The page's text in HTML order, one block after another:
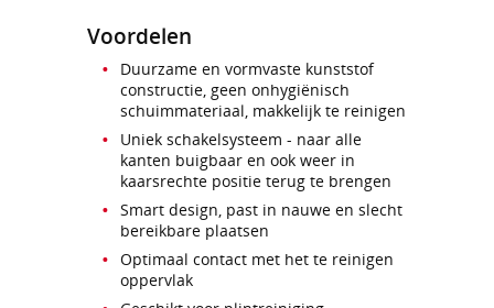
Voordelen
Duurzame en vormvaste kunststof
constructie, geen onhygiënisch
schuimmateriaal, makkelijk te reinigen
Uniek schakelsysteem - naar alle
kanten buigbaar en ook weer in
kaarsrechte positie terug te brengen
Smart design, past in nauwe en slecht
bereikbare plaatsen
Optimaal contact met het te reinigen
oppervlak